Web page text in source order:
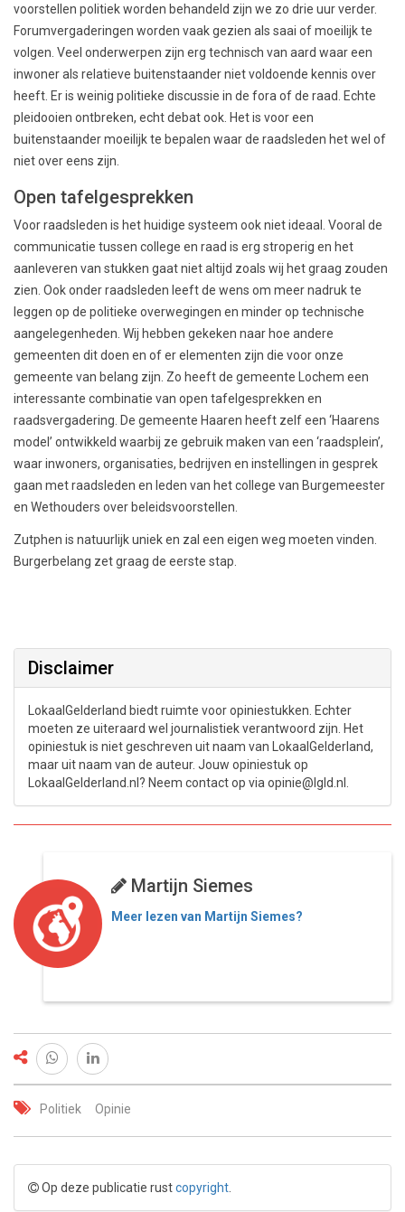
voorstellen politiek worden behandeld zijn we zo drie uur verder.
Forumvergaderingen worden vaak gezien als saai of moeilijk te
volgen. Veel onderwerpen zijn erg technisch van aard waar een
inwoner als relatieve buitenstaander niet voldoende kennis over
heeft. Er is weinig politieke discussie in de fora of de raad. Echte
pleidooien ontbreken, echt debat ook. Het is voor een
buitenstaander moeilijk te bepalen waar de raadsleden het wel of
niet over eens zijn.
Open tafelgesprekken
Voor raadsleden is het huidige systeem ook niet ideaal. Vooral de
communicatie tussen college en raad is erg stroperig en het
aanleveren van stukken gaat niet altijd zoals wij het graag zouden
zien. Ook onder raadsleden leeft de wens om meer nadruk te
leggen op de politieke overwegingen en minder op technische
aangelegenheden. Wij hebben gekeken naar hoe andere
gemeenten dit doen en of er elementen zijn die voor onze
gemeente van belang zijn. Zo heeft de gemeente Lochem een
interessante combinatie van open tafelgesprekken en
raadsvergadering. De gemeente Haaren heeft zelf een ‘Haarens
model’ ontwikkeld waarbij ze gebruik maken van een ‘raadsplein’,
waar inwoners, organisaties, bedrijven en instellingen in gesprek
gaan met raadsleden en leden van het college van Burgemeester
en Wethouders over beleidsvoorstellen.
Zutphen is natuurlijk uniek en zal een eigen weg moeten vinden.
Burgerbelang zet graag de eerste stap.
Disclaimer
LokaalGelderland biedt ruimte voor opiniestukken. Echter
moeten ze uiteraard wel journalistiek verantwoord zijn. Het
opiniestuk is niet geschreven uit naam van LokaalGelderland,
maar uit naam van de auteur. Jouw opiniestuk op
LokaalGelderland.nl? Neem contact op via opinie@lgld.nl.
Martijn Siemes
Meer lezen van Martijn Siemes?
Politiek Opinie
Op deze publicatie rustcopyright